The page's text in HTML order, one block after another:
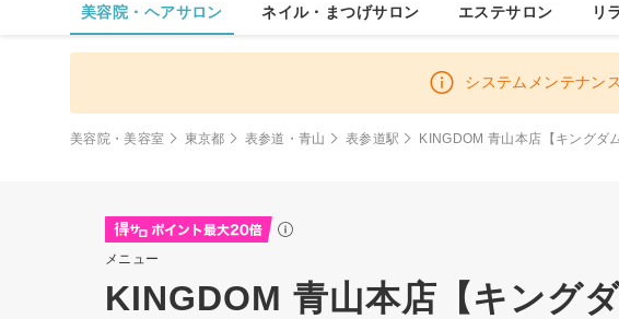
美容院・ヘアサロン ネイル・まつげサロン エステサロン リ
システムメンテナン
美容院・美容室 東京都 表参道・青山 表参道駅 KINGDOM 青山本店【キングダ
メニュー
KINGDOM 青山本店【キングダ